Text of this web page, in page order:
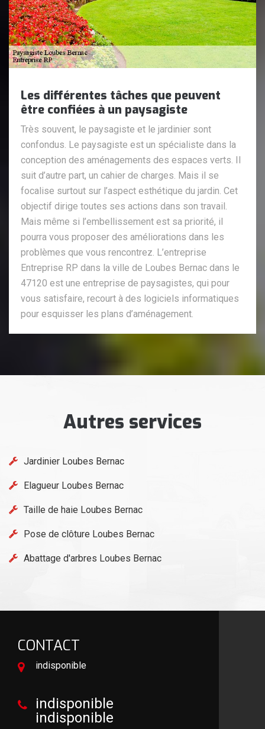
Les différentes tâches que peuvent
être confiées à un paysagiste
Très souvent, le paysagiste et le jardinier sont
confondus. Le paysagiste est un spécialiste dans la
conception des aménagements des espaces verts. Il
suit d’autre part, un cahier de charges. Mais il se
focalise surtout sur l’aspect esthétique du jardin. Cet
objectif dirige toutes ses actions dans son travail.
Mais même si l’embellissement est sa priorité, il
pourra vous proposer des améliorations dans les
problèmes que vous rencontrez. L’entreprise
Entreprise RP dans la ville de Loubes Bernac dans le
47120 est une entreprise de paysagistes, qui pour
vous satisfaire, recourt à des logiciels informatiques
pour esquisser les plans d’aménagement.
Autres services
Jardinier Loubes Bernac
Elagueur Loubes Bernac
Taille de haie Loubes Bernac
Pose de clôture Loubes Bernac
Abattage d'arbres Loubes Bernac
CONTACT
indisponible
indisponible
indisponible